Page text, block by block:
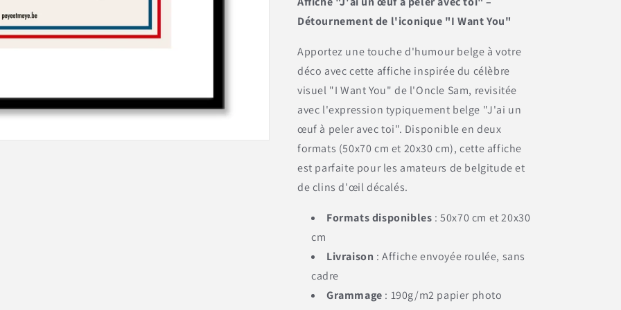
Détournement de l'iconique "I Want You"
Apportez une touche d'humour belge à votre
déco avec cette affiche inspirée du célèbre
visuel "I Want You" de l'Oncle Sam, revisitée
avec l'expression typiquement belge "J'ai un
œuf à peler avec toi". Disponible en deux
formats (50x70 cm et 20x30 cm), cette affiche
est parfaite pour les amateurs de belgitude et
de clins d'œil décalés.
Formats disponibles : 50x70 cm et 20x30
cm
Livraison : Affiche envoyée roulée, sans
cadre
Grammage : 190g/m2 papier photo